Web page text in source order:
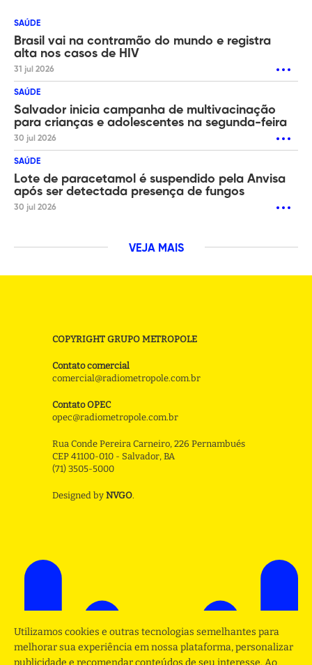
SAÚDE
Brasil vai na contramão do mundo e registra
alta nos casos de HIV
31 jul 2026
SAÚDE
Salvador inicia campanha de multivacinação
para crianças e adolescentes na segunda-feira
30 jul 2026
SAÚDE
Lote de paracetamol é suspendido pela Anvisa
após ser detectada presença de fungos
30 jul 2026
VEJA MAIS
COPYRIGHT GRUPO METROPOLE
Contato comercial
comercial@radiometropole.com.br
Contato OPEC
opec@radiometropole.com.br
Rua Conde Pereira Carneiro, 226 Pernambués
CEP 41100-010 - Salvador, BA
(71) 3505-5000
Designed by NVGO.
Utilizamos cookies e outras tecnologias semelhantes para
melhorar sua experiência em nossa plataforma, personalizar
publicidade e recomendar conteúdos de seu interesse. Ao